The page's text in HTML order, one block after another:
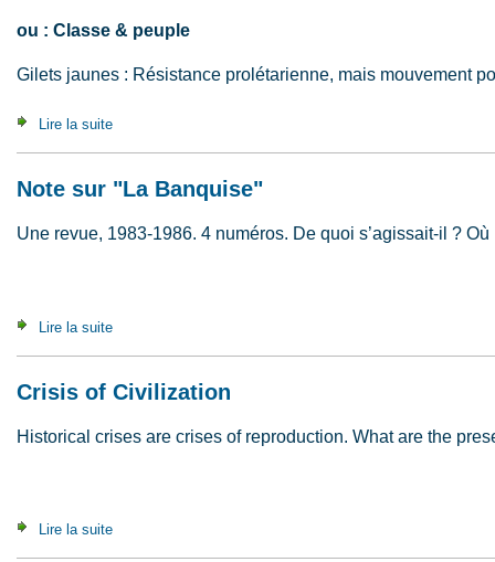
ou : Classe & peuple
Gilets jaunes : Résistance prolétarienne, mais mouvement
Lire la suite
Note sur "La Banquise"
Une revue, 1983-1986. 4 numéros. De quoi s’agissait-il ?
Lire la suite
Crisis of Civilization
Historical crises are crises of reproduction. What are the
Lire la suite